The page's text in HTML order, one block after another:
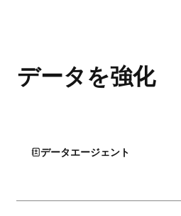
データを強化
データエージェント